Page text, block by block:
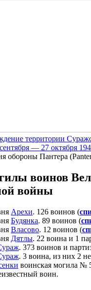
территории
— 27 октября
обороны Пантера
воинов
войны
Арехи. 126 воинов (
Будянка. 89 воинов (
Власово. 12 воинов (
Дятлы. 22 воина и 1
. 373 воинов и
. 3 воина, из них 2
воинская могила №
воин.